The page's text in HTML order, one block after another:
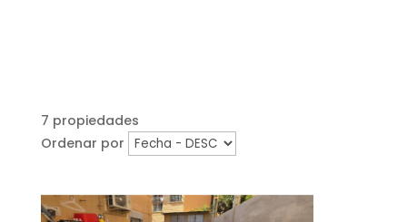
7 propiedades
Ordenar por